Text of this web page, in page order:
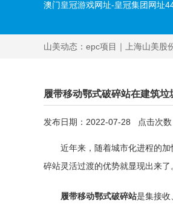
澳门皇冠游戏网址-皇冠集团网址
山美动态： epc项目｜上海山美股
履带移动鄂式破碎站在建筑
发布日期：2022-07-28 点击次数
近年来，随着城市化进程的
碎站灵活过渡的优势就显现出来了
履带移动鄂式破碎站是集接收